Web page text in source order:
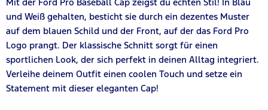
und Weiß gehalten, besticht sie durch ein dezentes Muster
auf dem blauen Schild und der Front, auf der das Ford Pro
Logo prangt. Der klassische Schnitt sorgt für einen
sportlichen Look, der sich perfekt in deinen Alltag integriert.
Verleihe deinem Outfit einen coolen Touch und setze ein
Statement mit dieser eleganten Cap!